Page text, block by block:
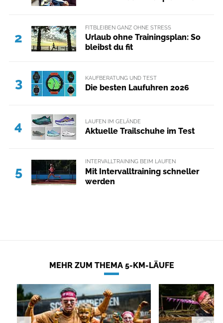
2
FITBLEIBEN GANZ OHNE STRESS
Urlaub ohne Trainingsplan: So
bleibst du fit
3 KAUFBERATUNG UND TEST
Die besten Laufuhren 2026
4 LAUFEN IM GELÄNDE
Aktuelle Trailschuhe im Test
5
INTERVALLTRAINING BEIM LAUFEN
Mit Intervalltraining schneller
werden
MEHR ZUM THEMA 5-KM-LÄUFE